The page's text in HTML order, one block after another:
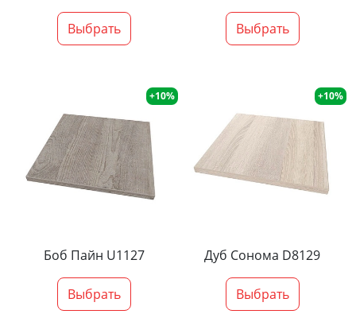
Выбрать Выбрать
+10%
Боб Пайн U1127
Выбрать
+10%
Дуб Сонома D8129
Выбрать